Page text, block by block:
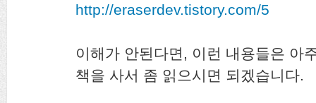
http://eraserdev.tistory.com/5
이해가 안된다면, 이런 내용들은 아
책을 사서 좀 읽으시면 되겠습니다.